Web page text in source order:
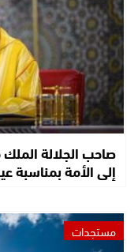
صاحب الجلالة
إلى الأمة بمناسبة
مستجدات